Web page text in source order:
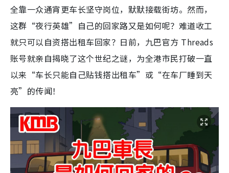
全靠一众通宵更车长坚守岗位，默默接载街坊。然而，
这群“夜行英雄”自己的回家路又是如何呢？难道收工
就只可以自资搭出租车回家？日前，九巴官方 Threads
账号就亲自揭晓了这个世纪之谜，为全港市民打破一直
以来“车长只能自己贴钱搭出租车”或“在车厂睡到天
亮”的传闻！